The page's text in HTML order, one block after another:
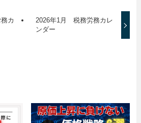
カ
2026年1月 税務労務カレ
ンダー